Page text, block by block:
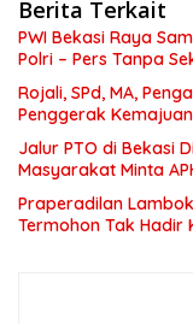
Berita Terkait
PWI Bekasi Raya
Polri – Pers Tanpa
Rojali, SPd, MA,
Penggerak
Jalur PTO di Bekasi
Masyarakat Minta
Praperadilan
Termohon Tak Hadir